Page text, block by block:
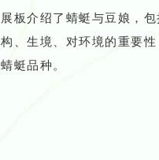
展板介绍了蜻蜓与豆娘，
构、生境、对环境的重要
蜻蜓品种。